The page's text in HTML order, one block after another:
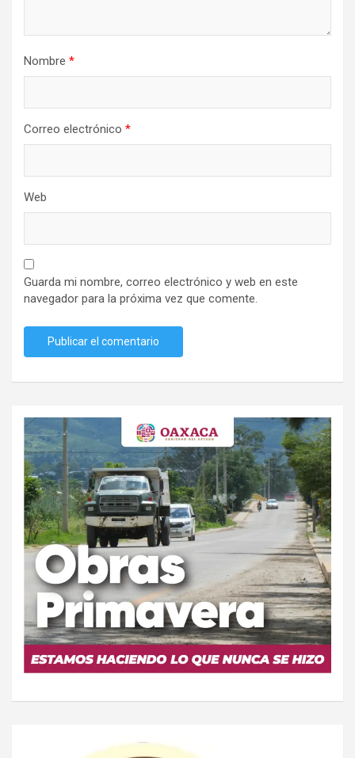
Nombre *
Correo electrónico *
Web
Guarda mi nombre, correo electrónico y web en este
navegador para la próxima vez que comente.